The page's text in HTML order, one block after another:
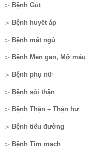
▻ Bệnh Gút
▻ Bệnh huyết áp
▻ Bệnh mất ngủ
▻ Bệnh Men gan, Mỡ máu
▻ Bệnh phụ nữ
▻ Bệnh sỏi thận
▻ Bệnh Thận – Thận hư
▻ Bệnh tiểu đường
▻ Bệnh Tim mạch